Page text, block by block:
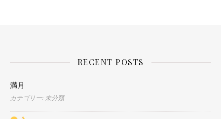
RECENT POSTS
満月
カテゴリー: 未分類